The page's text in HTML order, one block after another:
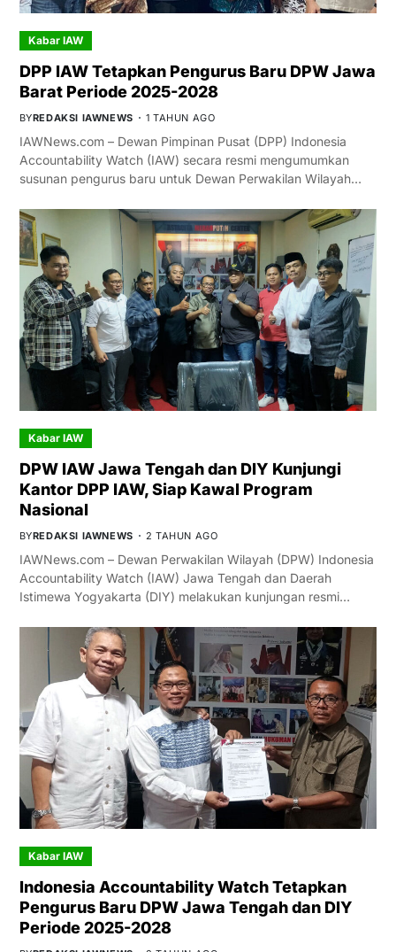
Kabar IAW
DPP IAW Tetapkan Pengurus Baru DPW Jawa
Barat Periode 2025-2028
BYREDAKSI IAWNEWS 1 TAHUN AGO
IAWNews.com – Dewan Pimpinan Pusat (DPP) Indonesia
Accountability Watch (IAW) secara resmi mengumumkan
susunan pengurus baru untuk Dewan Perwakilan Wilayah…
Kabar IAW
DPW IAW Jawa Tengah dan DIY Kunjungi
Kantor DPP IAW, Siap Kawal Program
Nasional
BYREDAKSI IAWNEWS 2 TAHUN AGO
IAWNews.com – Dewan Perwakilan Wilayah (DPW) Indonesia
Accountability Watch (IAW) Jawa Tengah dan Daerah
Istimewa Yogyakarta (DIY) melakukan kunjungan resmi…
Kabar IAW
Indonesia Accountability Watch Tetapkan
Pengurus Baru DPW Jawa Tengah dan DIY
Periode 2025-2028